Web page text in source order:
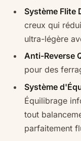
Système Flite
creux qui
ultra-légère
Anti-Reverse
pour des
Système
Équilibrage
tout
parfaitement